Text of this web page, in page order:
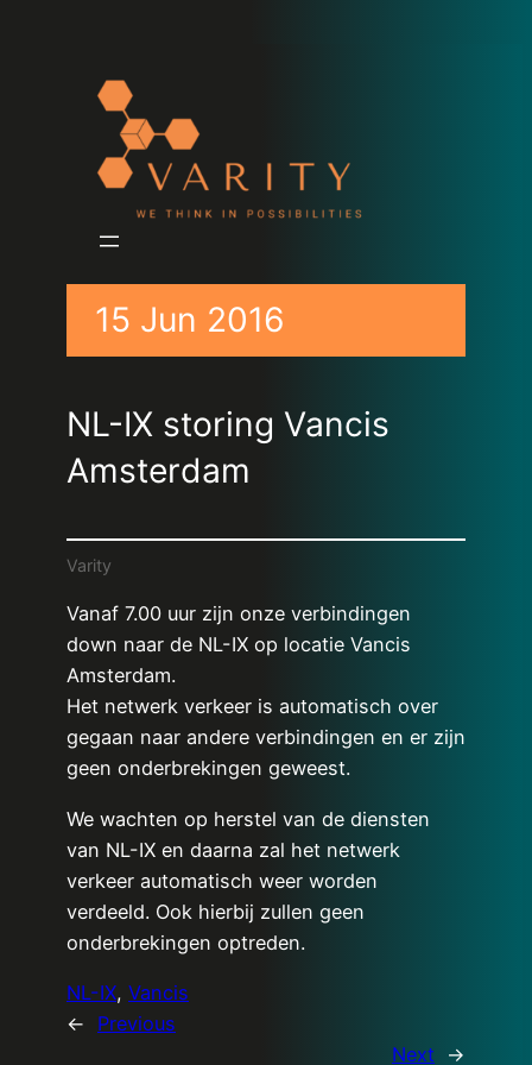
15 Jun 2016
NL-IX storing Vancis
Amsterdam
Varity
Vanaf 7.00 uur zijn onze verbindingen
down naar de NL-IX op locatie Vancis
Amsterdam.
Het netwerk verkeer is automatisch over
gegaan naar andere verbindingen en er zijn
geen onderbrekingen geweest.
We wachten op herstel van de diensten
van NL-IX en daarna zal het netwerk
verkeer automatisch weer worden
verdeeld. Ook hierbij zullen geen
onderbrekingen optreden.
NL-IX, Vancis
←
Previous
Next →